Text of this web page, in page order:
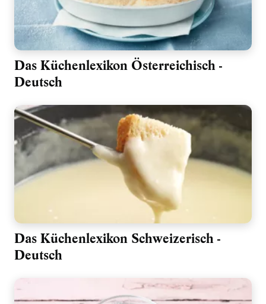
Das Küchenlexikon Österreichisch -
Deutsch
Das Küchenlexikon Schweizerisch -
Deutsch